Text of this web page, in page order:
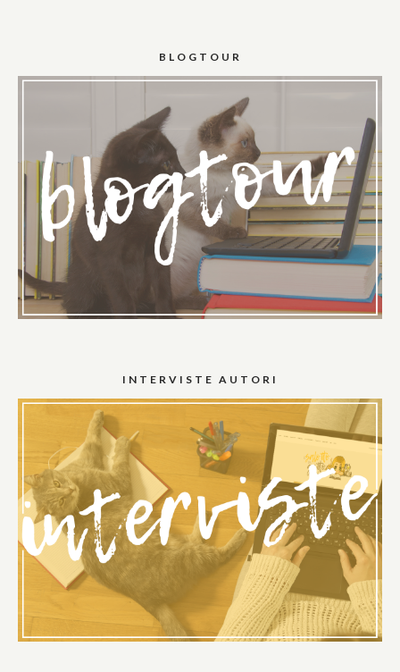
BLOGTOUR
INTERVISTE AUTORI